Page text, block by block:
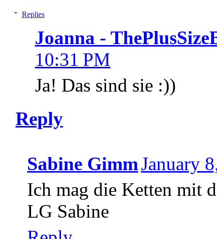
Replies
Joanna -
10:31 PM
Ja! Das sind sie :))
Reply
Sabine GimmJanuary
Ich mag die Ketten mit
LG Sabine